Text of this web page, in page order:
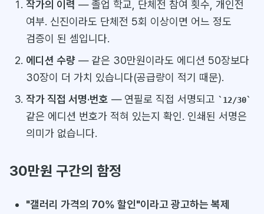
작가의 이력 — 졸업 학교, 단체전 참여 횟수, 개인전
여부. 신진이라도 단체전 5회 이상이면 어느 정도
검증이 된 셈입니다.
에디션 수량 — 같은 30만원이라도 에디션 50장보다
30장이 더 가치 있습니다(공급량이 적기 때문).
작가 직접 서명·번호 — 연필로 직접 서명되고 12/30
같은 에디션 번호가 적혀 있는지 확인. 인쇄된 서명은
의미가 없습니다.
30만원 구간의 함정
"갤러리 가격의 70% 할인"이라고 광고하는 복제